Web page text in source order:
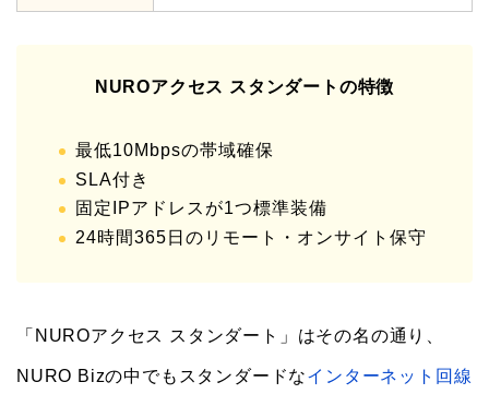
NUROアクセス スタンダートの特徴
最低10Mbpsの帯域確保
SLA付き
固定IPアドレスが1つ標準装備
24時間365日のリモート・オンサイト保守
「NUROアクセス スタンダート」はその名の通り、
NURO Bizの中でもスタンダードなインターネット回線